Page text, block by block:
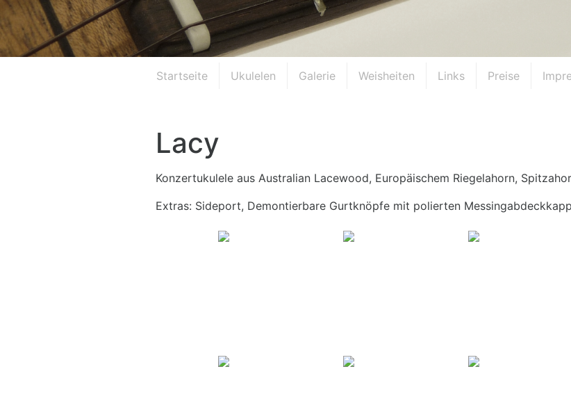
Startseite Ukulelen Galerie Weisheiten Links Preise
Lacy
Konzertukulele aus Australian Lacewood, Europäischem Riegelahorn,
Extras: Sideport, Demontierbare Gurtknöpfe mit polierten